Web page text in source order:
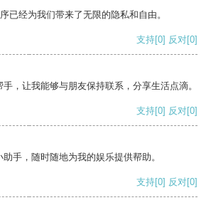
已经为我们带来了无限的隐私和自由。
支持[0] 反对[0]
，让我能够与朋友保持联系，分享生活点滴。
支持[0] 反对[0]
手，随时随地为我的娱乐提供帮助。
支持[0] 反对[0]